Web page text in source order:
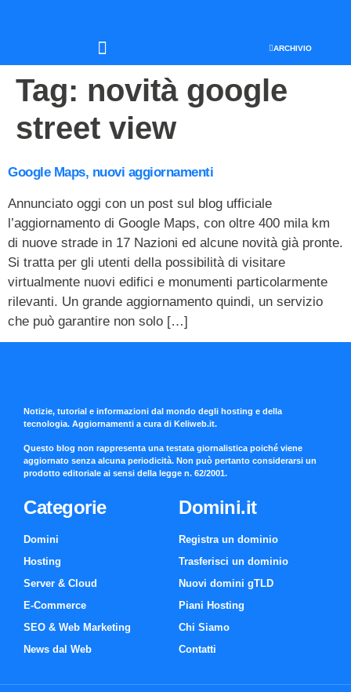
ARCHIVIO
Tag: novità google
street view
Google Maps, nuovi aggiornamenti
Annunciato oggi con un post sul blog ufficiale
l’aggiornamento di Google Maps, con oltre 400 mila km
di nuove strade in 17 Nazioni ed alcune novità già pronte.
Si tratta per gli utenti della possibilità di visitare
virtualmente nuovi edifici e monumenti particolarmente
rilevanti. Un grande aggiornamento quindi, un servizio
che può garantire non solo […]
Notizie, tutorial e informazioni dal mondo degli hosting e della
tecnologia. Aggiornamenti a cura di Keliweb.it.
Questo blog non rappresenta una testata giornalistica poiché viene
aggiornato senza alcuna periodicità. Non può pertanto considerarsi un
prodotto editoriale ai sensi della legge n. 62/2001.
Categorie
Domini
Hosting
Server & Cloud
E-Commerce
SEO & Web Marketing
News dal Web
Domini.it
Registra un dominio
Trasferisci un dominio
Nuovi domini gTLD
Piani Hosting
Chi Siamo
Contatti